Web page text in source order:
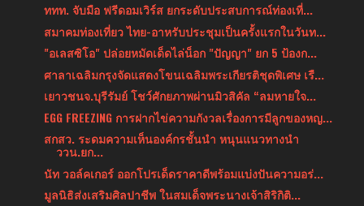
ททท. จับมือ ฟรีดอมเวิร์ส ยกระดับประสบการณ์ท่องเที่...
สมาคมท่องเที่ยว ไทย-อาหรับประชุมเป็นครั้งแรกในวันท...
"อเลสซิโอ" ปล่อยหมัดเด็ดไล่น็อก "ปัญญา" ยก 5 ป้องก...
ศาลาเฉลิมกรุงจัดแสดงโขนเฉลิมพระเกียรติชุดพิเศษ เรื...
เยาวชนจ.บุรีรัมย์ โชว์ศักยภาพผ่านมิวสิคัล “ลมหายใจ...
EGG FREEZING การฝากไข่ความกังวลเรื่องการมีลูกของหญ...
สกสว. ระดมความเห็นองค์กรชั้นนำ หนุนแนวทางนำ
ววน.ยก...
นัท วอล์คเกอร์ ออกโปรเด็ดราคาดีพร้อมแบ่งปันความอร่...
มูลนิธิส่งเสริมศิลปาชีพ ในสมเด็จพระนางเจ้าสิริกิติ...